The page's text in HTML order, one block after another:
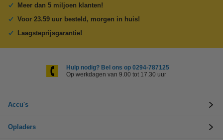
Meer dan 5 miljoen klanten!
Voor 23.59 uur besteld, morgen in huis!
Laagsteprijsgarantie!
Hulp nodig? Bel ons op 0294-787125
Op werkdagen van 9.00 tot 17.30 uur
Accu's
Opladers